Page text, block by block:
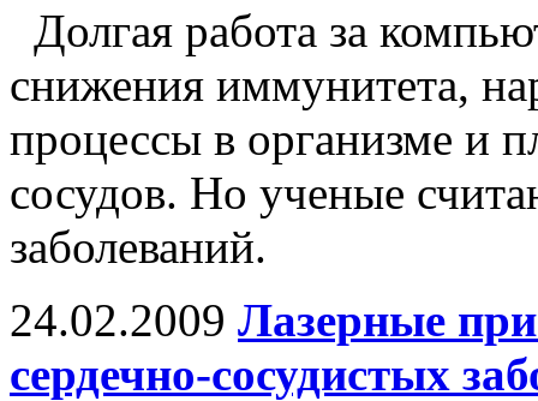
Долгая работа за
снижения иммунитета,
процессы в организме и
сосудов. Но ученые
заболеваний.
24.02.2009 Лазерные
сердечно-сосудистых